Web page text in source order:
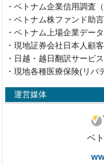
・ベトナム企業信用調査
・ベトナム株ファンド助
・ベトナム上場企業デー
・現地証券会社日本人顧
・日越・越日翻訳サービ
・現地各種医療保険(リバ
運営媒体
ベ